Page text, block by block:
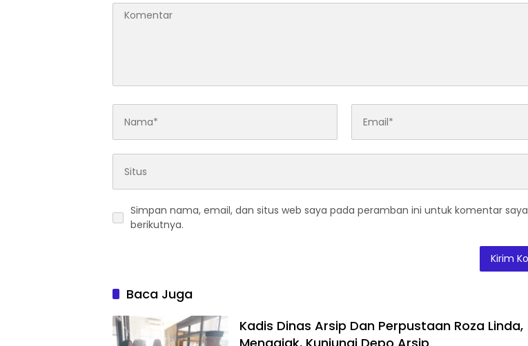
Simpan nama, email, dan situs web saya pada peramban ini untuk komentar saya
berikutnya.
Baca Juga
Kadis Dinas Arsip Dan Perpustaan Roza Linda,